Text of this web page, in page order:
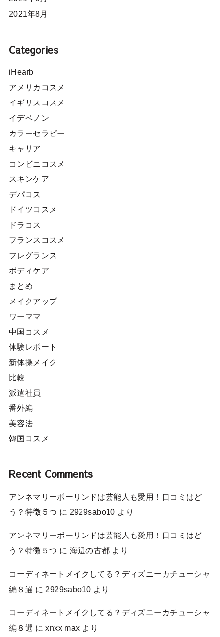
2021年8月
Categories
iHearb
アメリカコスメ
イギリスコスメ
イデベノン
カラーセラピー
キャリア
コンビニコスメ
スキンケア
デパコス
ドイツコスメ
ドラコス
フランスコスメ
フレグランス
ボディケア
まとめ
メイクアップ
ワーママ
中国コスメ
体験レポート
新体操メイク
比較
派遣社員
番外編
美容法
韓国コスメ
Recent Comments
アンネマリーボーリンドは芸能人も愛用！口コミはど
う？特徴５つ に 2929sabo10 より
アンネマリーボーリンドは芸能人も愛用！口コミはど
う？特徴５つ に 海辺の古都 より
コーディネートメイクしてる？ディズニーカチューシャ
編８選 に 2929sabo10 より
コーディネートメイクしてる？ディズニーカチューシャ
編８選 にxnxx max より